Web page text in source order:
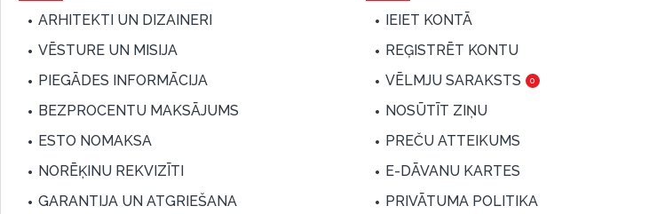
ARHITEKTI UN DIZAINERI
VĒSTURE UN MISIJA
PIEGĀDES INFORMĀCIJA
BEZPROCENTU MAKSĀJUMS
ESTO NOMAKSA
NORĒĶINU REKVIZĪTI
GARANTIJA UN ATGRIEŠANA
IEIET KONTĀ
REĢISTRĒT KONTU
VĒLMJU SARAKSTS
0
NOSŪTĪT ZIŅU
PREČU ATTEIKUMS
E-DĀVANU KARTES
PRIVĀTUMA POLITIKA